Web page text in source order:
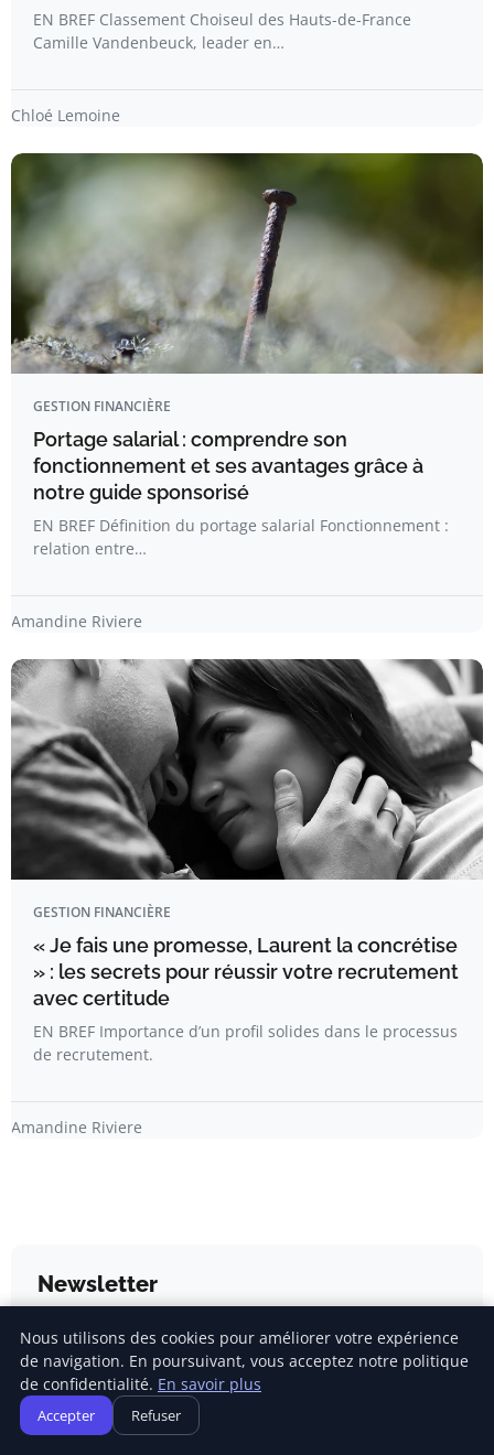
EN BREF Classement Choiseul des Hauts-de-France
Camille Vandenbeuck, leader en…
Chloé Lemoine
GESTION FINANCIÈRE
Portage salarial : comprendre son
fonctionnement et ses avantages grâce à
notre guide sponsorisé
EN BREF Définition du portage salarial Fonctionnement :
relation entre…
Amandine Riviere
GESTION FINANCIÈRE
« Je fais une promesse, Laurent la concrétise
» : les secrets pour réussir votre recrutement
avec certitude
EN BREF Importance d’un profil solides dans le processus
de recrutement.
Amandine Riviere
Newsletter
Inscrivez-vous pour recevoir nos derniers articles
directement dans votre boîte mail.
Nous utilisons des cookies pour améliorer votre expérience
de navigation. En poursuivant, vous acceptez notre politique
de confidentialité. En savoir plus
Accepter Refuser